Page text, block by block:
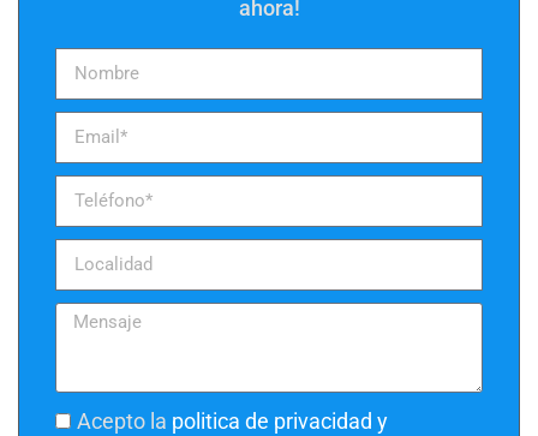
ahora!
Acepto la politica de privacidad y